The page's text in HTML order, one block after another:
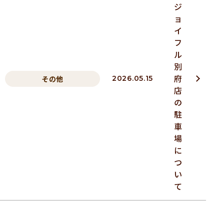
その他 2026.05.15
ジ
ョ
イ
フ
ル
別
府
店
の
駐
車
場
に
つ
い
て